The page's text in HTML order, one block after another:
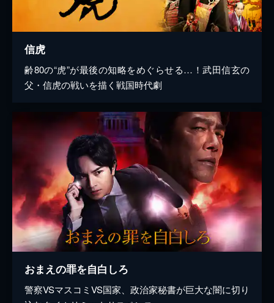
信虎
齢80の“虎”が最後の知略をめぐらせる…！武田信玄の
父・信虎の戦いを描く戦国時代劇
おまえの罪を自白しろ
警察VSマスコミVS国家、政治家秘書が巨大な闇に切り